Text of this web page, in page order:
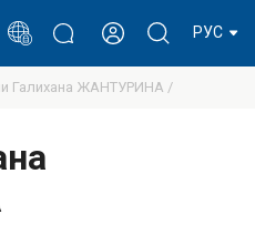
РУС
Галихана ЖАНТУРИНА /